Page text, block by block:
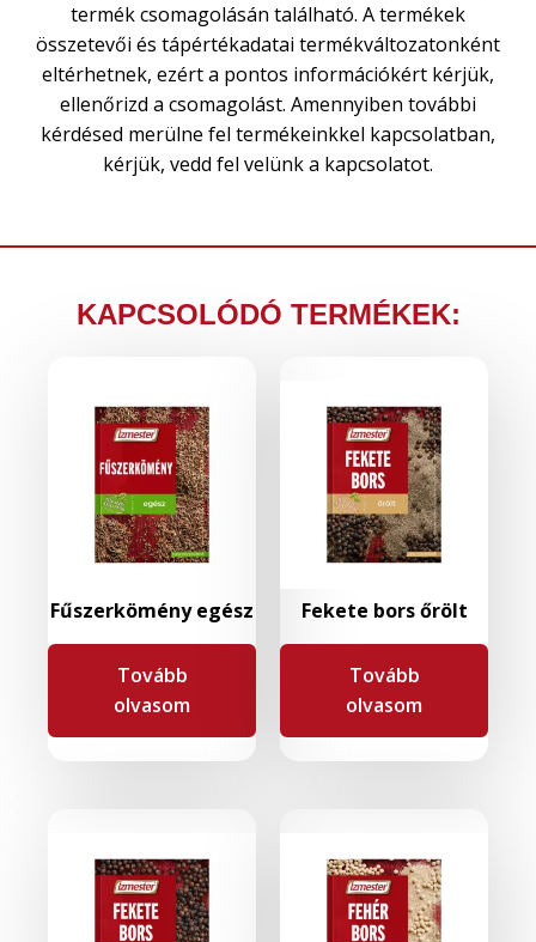
termék csomagolásán található. A termékek
összetevői és tápértékadatai termékváltozatonként
eltérhetnek, ezért a pontos információkért kérjük,
ellenőrizd a csomagolást. Amennyiben további
kérdésed merülne fel termékeinkkel kapcsolatban,
kérjük, vedd fel velünk a kapcsolatot.
KAPCSOLÓDÓ TERMÉKEK:
Fűszerkömény egész
Tovább
olvasom
Fekete bors őrölt
Tovább
olvasom